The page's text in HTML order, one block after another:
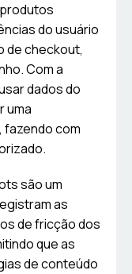
do usuário
de checkout,
Com a
dados do
uma
fazendo com
são um
as
de fricção dos
que as
de conteúdo